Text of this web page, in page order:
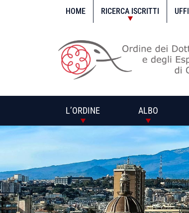
HOME RICERCA ISCRITTI
L’ORDINE ALBO